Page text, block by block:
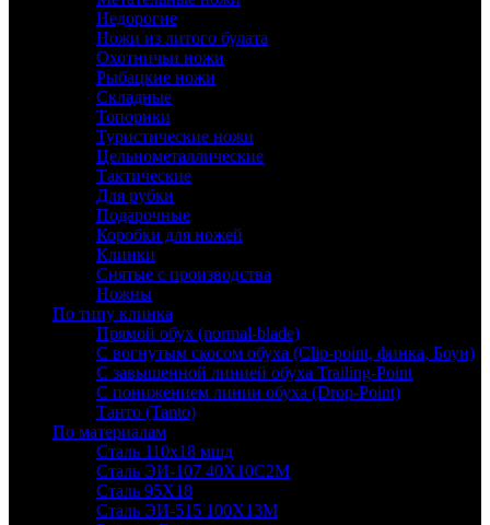
Недорогие
Ножи из литого булата
Охотничьи ножи
Рыбацкие ножи
Складные
Топорики
Туристические ножи
Цельнометаллические
Тактические
Для рубки
Подарочные
Коробки для ножей
Клинки
Снятые с производства
Ножны
По типу клинка
Прямой обух (normal-blade)
С вогнутым скосом обуха (Clip-point, финка, Боуи)
С завышенной линией обуха Trailing-Point
С понижением линии обуха (Drop-Point)
Танто (Tanto)
По материалам
Сталь 110х18 мшд
Сталь ЭИ-107 40Х10С2М
Сталь 95Х18
Сталь ЭИ-515 100Х13М